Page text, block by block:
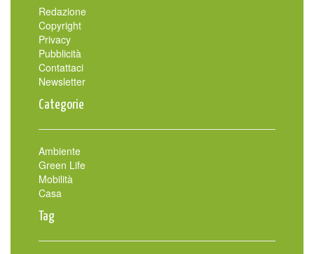
Redazione
Copyright
Privacy
Pubblicità
Contattaci
Newsletter
Categorie
Ambiente
Green Life
Mobilità
Casa
Tag